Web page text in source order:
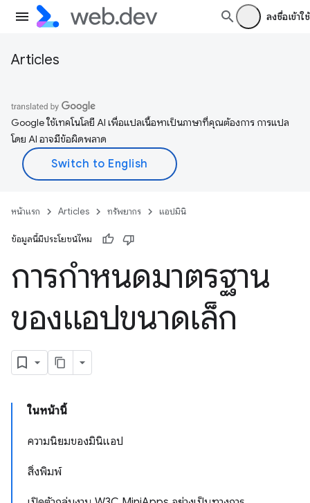
ลงชื่อเข้าใช้
Articles
Google ใช้เทคโนโลยี AI เพื่อแปลเนื้อหาเป็นภาษาที่คุณต้องการ การแปล
โดย AI อาจมีข้อผิดพลาด
หน้าแรก Articles ทรัพยากร แอปมินิ
ข้อมูลนี้มีประโยชน์ไหม
การกำหนดมาตรฐาน
ของแอปขนาดเล็ก
ในหน้านี้
ความนิยมของมินิแอป
สิ่งพิมพ์